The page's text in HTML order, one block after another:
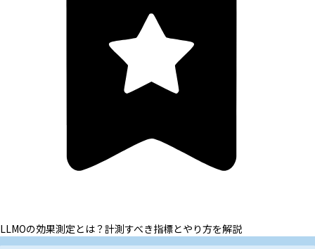
LLMOの効果測定とは？計測すべき指標とやり方を解説